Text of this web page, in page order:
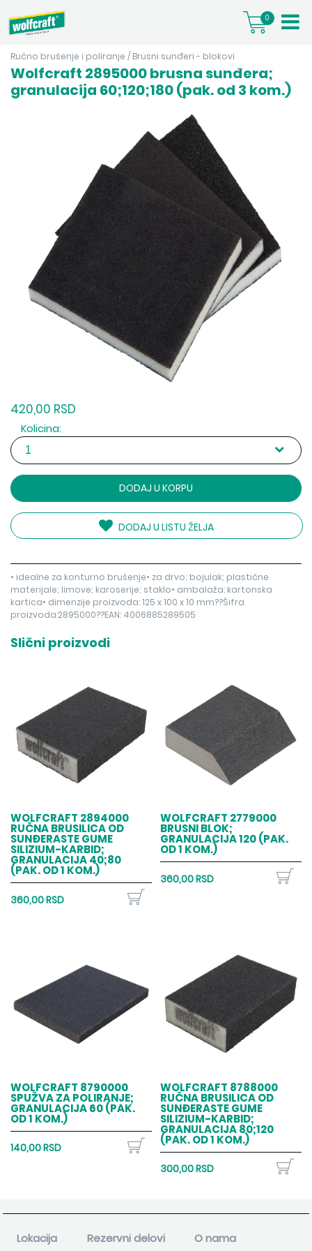
0
Ručno brušenje i poliranje / Brusni sunđeri - blokovi
Wolfcraft 2895000 brusna sunđera;
granulacija 60;120;180 (pak. od 3 kom.)
420,00 RSD
Kolicina:
DODAJ U KORPU
DODAJ U LISTU ŽELJA
• idealne za konturno brušenje• za drvo; bojulak; plastične
materijale; limove; karoserije; staklo• ambalaža: kartonska
kartica• dimenzije proizvoda: 125 x 100 x 10 mm??Šifra
proizvoda:2895000??EAN: 4006885289505
Slični proizvodi
WOLFCRAFT 2894000
RUČNA BRUSILICA OD
SUNĐERASTE GUME
SILIZIUM-KARBID;
GRANULACIJA 40;80
(PAK. OD 1 KOM.)
360,00 RSD
WOLFCRAFT 2779000
BRUSNI BLOK;
GRANULACIJA 120 (PAK.
OD 1 KOM.)
360,00 RSD
WOLFCRAFT 8790000
SPUŽVA ZA POLIRANJE;
GRANULACIJA 60 (PAK.
OD 1 KOM.)
140,00 RSD
WOLFCRAFT 8788000
RUČNA BRUSILICA OD
SUNĐERASTE GUME
SILIZIUM-KARBID;
GRANULACIJA 80;120
(PAK. OD 1 KOM.)
300,00 RSD
Lokacija Rezervni delovi O nama